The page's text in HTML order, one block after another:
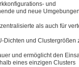
und
und neue
als auch für
Dichten und Clustergrößen
und ermöglicht den
eines einzigen Clusters